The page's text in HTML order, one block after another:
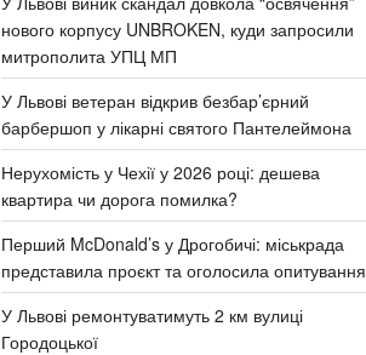
нового корпусу UNBROKEN, куди запросили
митрополита УПЦ МП
У Львові ветеран відкрив безбар’єрний
барбершоп у лікарні святого Пантелеймона
Нерухомість у Чехії у 2026 році: дешева
квартира чи дорога помилка?
Перший McDonald’s у Дрогобичі: міськрада
представила проєкт та оголосила опитування
У Львові ремонтуватимуть 2 км вулиці
Городоцької